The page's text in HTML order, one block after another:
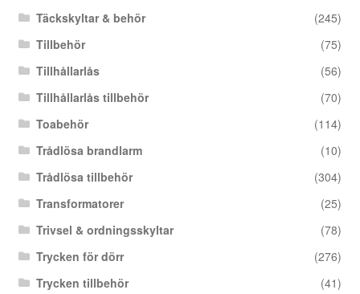
Täckskyltar & behör
(245)
Tillbehör
(75)
Tillhållarlås
(56)
Tillhållarlås tillbehör
(70)
Toabehör
(114)
Trådlösa brandlarm
(10)
Trådlösa tillbehör
(304)
Transformatorer
(25)
Trivsel & ordningsskyltar
(78)
Trycken för dörr
(276)
Trycken tillbehör
(41)